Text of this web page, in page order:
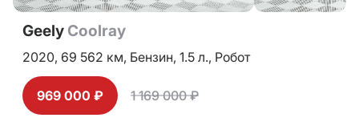
Geely Coolray
2020, 69 562 км, Бензин, 1.5 л., Робот
969 000 ₽ 1 169 000 ₽